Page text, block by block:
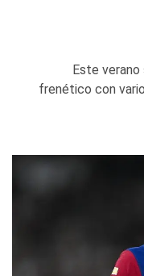
Este verano
frenético con